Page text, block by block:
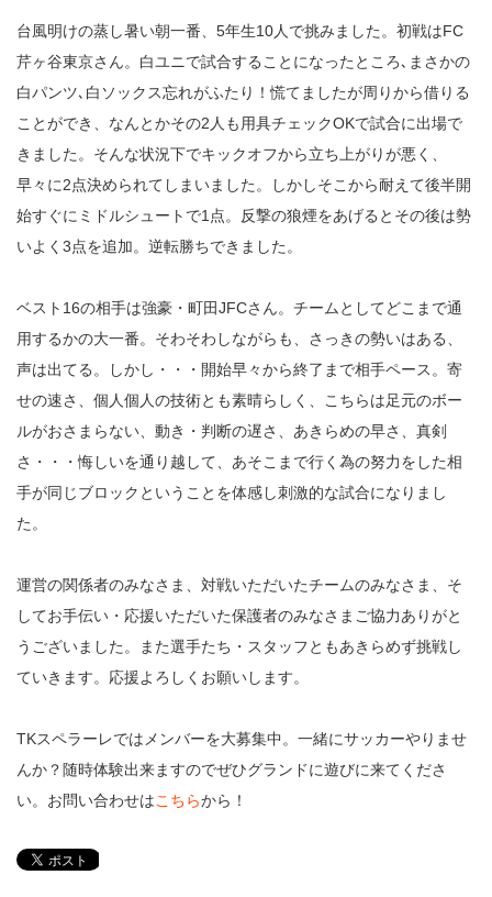
台風明けの蒸し暑い朝一番、5年生10人で挑みました。初戦はFC
芹ヶ谷東京さん。白ユニで試合することになったところ､まさかの
白パンツ､白ソックス忘れがふたり！慌てましたが周りから借りる
ことができ、なんとかその2人も用具チェックOKで試合に出場で
きました。そんな状況下でキックオフから立ち上がりが悪く、
早々に2点決められてしまいました。しかしそこから耐えて後半開
始すぐにミドルシュートで1点。反撃の狼煙をあげるとその後は勢
いよく3点を追加。逆転勝ちできました。
ベスト16の相手は強豪・町田JFCさん。チームとしてどこまで通
用するかの大一番。そわそわしながらも、さっきの勢いはある、
声は出てる。しかし・・・開始早々から終了まで相手ペース。寄
せの速さ、個人個人の技術とも素晴らしく、こちらは足元のボー
ルがおさまらない、動き・判断の遅さ、あきらめの早さ、真剣
さ・・・悔しいを通り越して、あそこまで行く為の努力をした相
手が同じブロックということを体感し刺激的な試合になりまし
た。
運営の関係者のみなさま、対戦いただいたチームのみなさま、そ
してお手伝い・応援いただいた保護者のみなさまご協力ありがと
うございました。また選手たち・スタッフともあきらめず挑戦し
ていきます。応援よろしくお願いします。
TKスペラーレではメンバーを大募集中。一緒にサッカーやりませ
んか？随時体験出来ますのでぜひグランドに遊びに来てくださ
い。お問い合わせはこちらから！